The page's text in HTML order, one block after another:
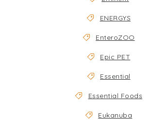
ENERGYS
EnteroZOO
Epic PET
Essential
Essential Foods
Eukanuba